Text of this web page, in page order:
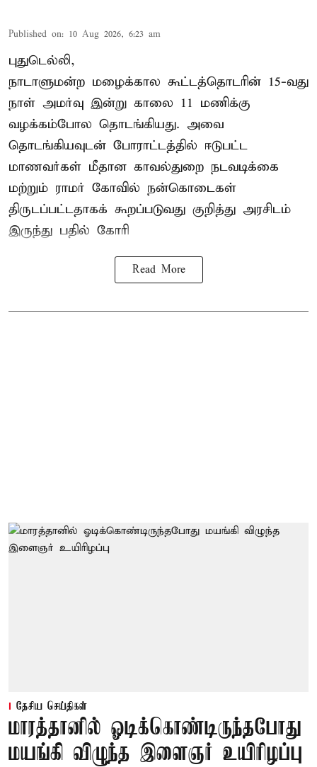
Published on: 10 Aug 2026, 6:23 am
புதுடெல்லி,
நாடாளுமன்ற மழைக்கால கூட்டத்தொடரின் 15-வது
நாள் அமர்வு இன்று காலை 11 மணிக்கு
வழக்கம்போல தொடங்கியது. அவை
தொடங்கியவுடன் போராட்டத்தில் ஈடுபட்ட
மாணவர்கள் மீதான காவல்துறை நடவடிக்கை
மற்றும் ராமர் கோவில் நன்கொடைகள்
திருடப்பட்டதாகக் கூறப்படுவது குறித்து அரசிடம்
இருந்து பதில் கோரி
Read More
தேசிய செய்திகள்
மாரத்தானில் ஓடிக்கொண்டிருந்தபோது
மயங்கி விழுந்த இளைஞர் உயிரிழப்பு